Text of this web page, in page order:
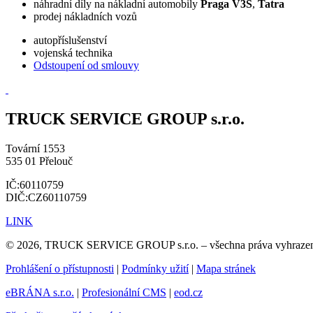
náhradní díly na nákladní automobily Praga V3S, Tatra
prodej nákladních vozů
autopříslušenství
vojenská technika
Odstoupení od smlouvy
TRUCK SERVICE GROUP s.r.o.
Tovární 1553
535 01 Přelouč
IČ:60110759
DIČ:CZ60110759
LINK
© 2026, TRUCK SERVICE GROUP s.r.o. – všechna práva
Prohlášení o přístupnosti | Podmínky užití| Mapa stránek
eBRÁNA s.r.o. | Profesionální CMS | eod.cz